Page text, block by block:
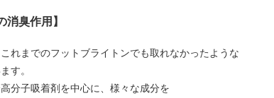
臭作用】
れまでのフットブライトンでも取れなかったような
す。
分子吸着剤を中心に、様々な成分を